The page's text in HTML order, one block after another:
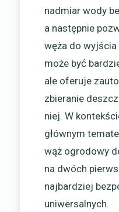
nadmiar wody
a następnie
węża do wyjścia
może być
ale oferuje
zbieranie
niej. W
głównym
wąż ogrodowy
na dwóch
najbardziej
uniwersalnych.